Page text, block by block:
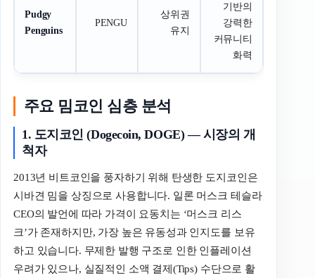
Pudgy
Penguins
PENGU
상위권
유지
기반의
강력한
커뮤니티
화력
주요 밈코인 심층 분석
1. 도지코인 (Dogecoin, DOGE) — 시장의 개
척자
2013년 비트코인을 풍자하기 위해 탄생한 도지코인은
시바견 밈을 상징으로 사용합니다. 일론 머스크 테슬라
CEO의 발언에 따라 가격이 요동치는 ‘머스크 리스
크’가 존재하지만, 가장 높은 유동성과 인지도를 보유
하고 있습니다. 무제한 발행 구조로 인한 인플레이션
우려가 있으나, 실질적인 소액 결제(Tips) 수단으로 활